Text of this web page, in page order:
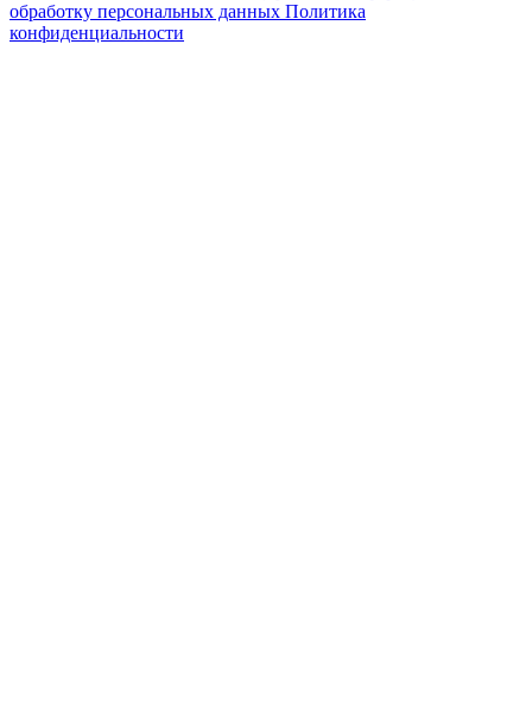
обработку персональных данных Политика
конфиденциальности